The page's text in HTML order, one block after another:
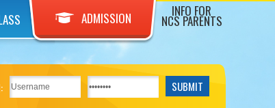
ADMISSION INFO FOR
NCS PARENTS